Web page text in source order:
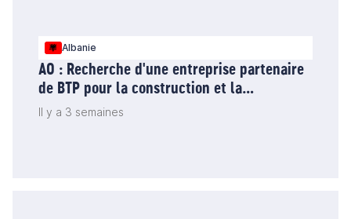
Albanie
AO : Recherche d'une entreprise partenaire
de BTP pour la construction et la
réhabilitation de deux ponts en Albanie
Il y a 3 semaines